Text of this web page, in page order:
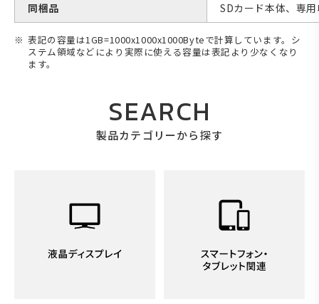
同梱品
SDカード本体、専
表記の容量は1GB=1000x1000x1000Byteで計算しています。シ
ステム領域などにより実際に使える容量は表記より少なくなり
ます。
SEARCH
製品カテゴリーから探す